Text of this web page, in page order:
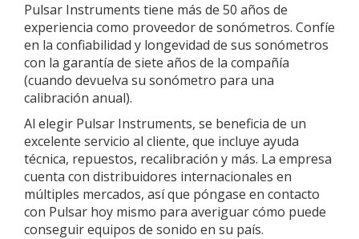
Pulsar Instruments tiene más de 50 años de
experiencia como proveedor de sonómetros. Confíe
en la confiabilidad y longevidad de sus sonómetros
con la garantía de siete años de la compañía
(cuando devuelva su sonómetro para una
calibración anual).
Al elegir Pulsar Instruments, se beneficia de un
excelente servicio al cliente, que incluye ayuda
técnica, repuestos, recalibración y más. La empresa
cuenta con distribuidores internacionales en
múltiples mercados, así que póngase en contacto
con Pulsar hoy mismo para averiguar cómo puede
conseguir equipos de sonido en su país.